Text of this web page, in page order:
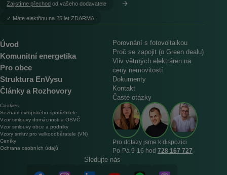
Zajistíme přechod od vašeho dodavatele
︎✓ Máte elektřinu na25 let ZDARMA
Úvod
Komunitní energetika
Pro obce
Struktura EnVysu
Články a Rozhovory
Porovnání s fotovoltaikou
Proč se zapojit (o Green dealu)
Vliv větrných elektráren na
ceny nemovitostí
Dokumenty
Kontakt
Časté otázky
Cookies
Seznam evropského spotřebitele
Vzor smlouvy domácnosti a OSVČ
Vzor smlouvy obce a podniky
Vzory smluv pro velkoodběratele (VN)
Ceníky
Ochrana osobních údajů
Pro dotazy jsme k dispozici
Po‑Pá 9‑16 hod 728 167 727
Sledujte nás